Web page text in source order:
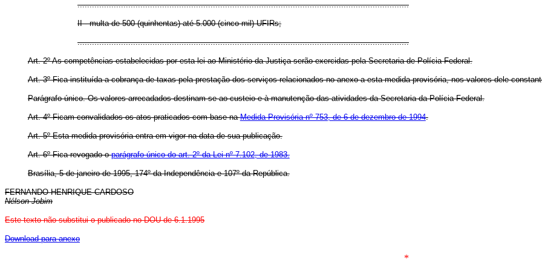
.........................................................................................................................................
II - multa de 500 (quinhentas) até 5.000 (cinco mil) UFIRs;
.........................................................................................................................................
Art. 2º As competências estabelecidas por esta lei ao Ministério da Justiça serão exercidas pela Secretaria de Polícia Federal.
Art. 3º Fica instituída a cobrança de taxas pela prestação dos serviços relacionados no anexo a esta medida provisória, nos valores dele
Parágrafo único. Os valores arrecadados destinam-se ao custeio e à manutenção das atividades da Secretaria da Polícia Federal.
Art. 4º Ficam convalidados os atos praticados com base naMedida Provisória nº 753, de 6 de dezembro de 1994.
Art. 5º Esta medida provisória entra em vigor na data de sua publicação.
Art. 6º Fica revogado oparágrafo único do art. 2º da Lei nº 7.102, de 1983.
Brasília, 5 de janeiro de 1995, 174º da Independência e 107º da República.
FERNANDO HENRIQUE CARDOSO
Nélson Jobim
Este texto não substitui o publicado no DOU de 6.1.1995
Download para anexo
*